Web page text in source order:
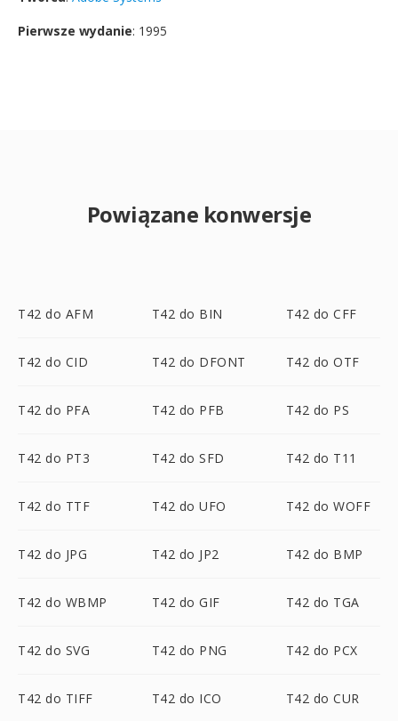
Pierwsze wydanie: 1995
Powiązane konwersje
T42 do AFM T42 do BIN T42 do CFF
T42 do CID T42 do DFONT T42 do OTF
T42 do PFA T42 do PFB T42 do PS
T42 do PT3 T42 do SFD T42 do T11
T42 do TTF T42 do UFO T42 do WOFF
T42 do JPG T42 do JP2 T42 do BMP
T42 do WBMP T42 do GIF T42 do TGA
T42 do SVG T42 do PNG T42 do PCX
T42 do TIFF T42 do ICO T42 do CUR